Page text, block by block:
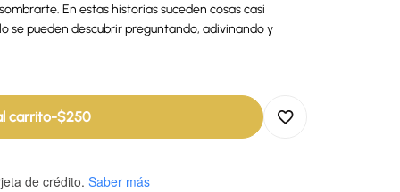
En estas historias suceden cosas casi
se pueden descubrir preguntando, adivinando y
carrito-$250
de crédito. Saber más